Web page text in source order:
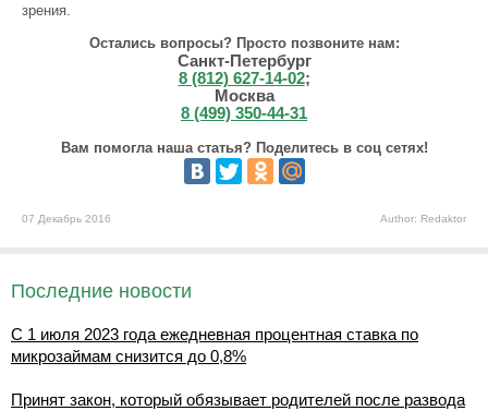
зрения.
Остались вопросы? Просто позвоните нам:
Санкт-Петербург
8 (812) 627-14-02;
Москва
8 (499) 350-44-31
Вам помогла наша статья? Поделитесь в соц сетях!
07 Декабрь 2016 Author: Redaktor
Последние новости
С 1 июля 2023 года ежедневная процентная ставка по
микрозаймам снизится до 0,8%
Принят закон, который обязывает родителей после развода